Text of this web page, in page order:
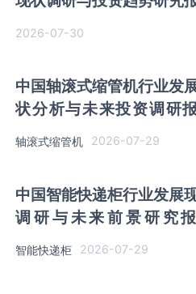
2026-07-30
中国轴滚式缩管机行业发
状分析与未来投资调研
轴滚式缩管机 2026-07-29
中国智能快递柜行业发展
调研与未来前景研究
智能快递柜 2026-07-29